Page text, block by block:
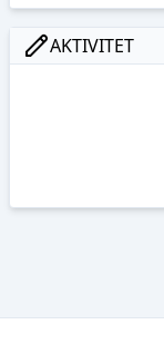
AKTIVITET